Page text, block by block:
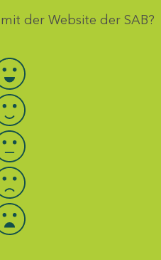
der Website der SAB?
auswählen